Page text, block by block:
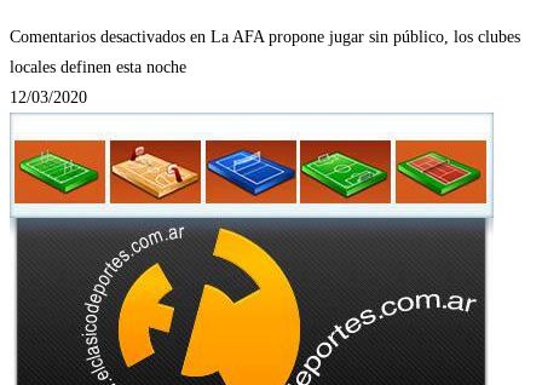
Comentarios desactivados en La AFA propone jugar sin público, los clubes
locales definen esta noche
12/03/2020